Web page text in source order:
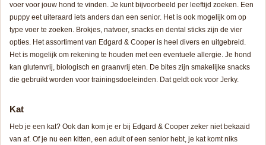
voer voor jouw hond te vinden. Je kunt bijvoorbeeld per leeftijd zoeken. Een
puppy eet uiteraard iets anders dan een senior. Het is ook mogelijk om op
type voer te zoeken. Brokjes, natvoer, snacks en dental sticks zijn de vier
opties. Het assortiment van Edgard & Cooper is heel divers en uitgebreid.
Het is mogelijk om rekening te houden met een eventuele allergie. Je hond
kan glutenvrij, biologisch en graanvrij eten. De bites zijn smakelijke snacks
die gebruikt worden voor trainingsdoeleinden. Dat geldt ook voor Jerky.
Kat
Heb je een kat? Ook dan kom je er bij Edgard & Cooper zeker niet bekaaid
van af. Of je nu een kitten, een adult of een senior hebt, je kat komt niks